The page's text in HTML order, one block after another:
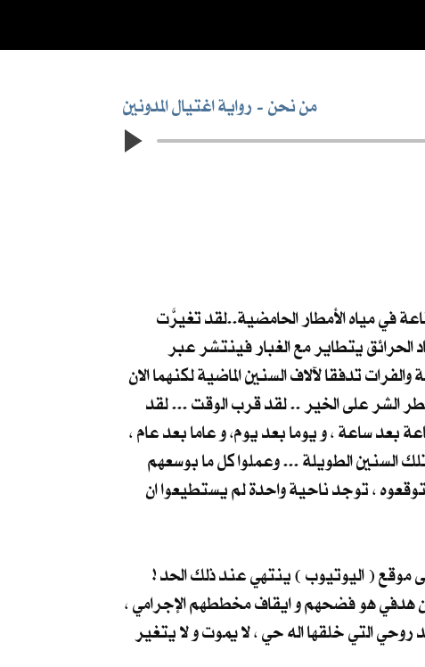
رواية اغتيال المدونين من نحن
في مياه الأمطار الحامضية..لقد تغيرَّت
الحرائق يتطاير مع الغبار فينتشر عبر
تدفقا لآلاف السنين الماضية لكنهما الان
الشر على الخير .. لقد قرب الوقت ... لقد
بعد ساعة ، و يوما بعد يوم، و عاما بعد عام ،
السنين الطويلة ... وعملوا كل ما بوسعهم
، توجد ناحية واحدة لم يستطيعوا ان
موقع ( اليوتيوب ) ينتهي عند ذلك الحد !
هدفي هو فضحهم و ايقاف مخططهم الإجرامي ،
التي خلقها اله حي ، لا يموت و لا يتغير